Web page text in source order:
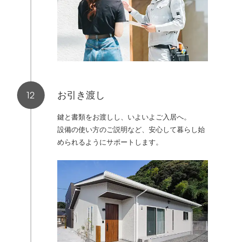
お引き渡し
鍵と書類をお渡しし、いよいよご入居へ。
設備の使い方のご説明など、安心して暮らし始
められるようにサポートします。